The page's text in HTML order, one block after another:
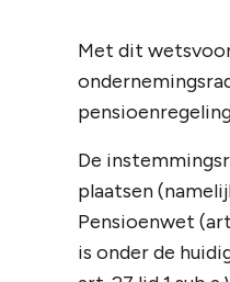
Met dit
De
plaatsen
Pensioenwet
is onder de